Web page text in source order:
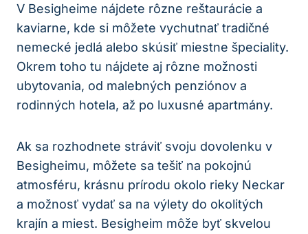
V Besigheime nájdete rôzne reštaurácie a
kaviarne, kde si môžete vychutnať tradičné
nemecké jedlá alebo skúsiť miestne špeciality.
Okrem toho tu nájdete aj rôzne možnosti
ubytovania, od malebných penziónov a
rodinných hotela, až po luxusné apartmány.
Ak sa rozhodnete stráviť svoju dovolenku v
Besigheimu, môžete sa tešiť na pokojnú
atmosféru, krásnu prírodu okolo rieky Neckar
a možnosť vydať sa na výlety do okolitých
krajín a miest. Besigheim môže byť skvelou